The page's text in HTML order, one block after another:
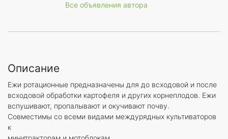
Все объявления автора
Описание
Ежи ротационные предназначены для до всходовой и после
всходовой обработки картофеля и других корнеплодов. Ежи
вспушивают, пропалывают и окучивают почву.
Совместимы со всеми видами междурядных культиваторов
к